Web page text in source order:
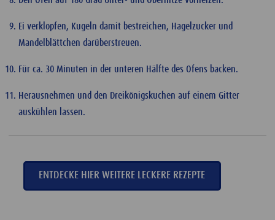
Ei verklopfen, Kugeln damit bestreichen, Hagelzucker und
Mandelblättchen darüberstreuen.
Für ca. 30 Minuten in der unteren Hälfte des Ofens backen.
Herausnehmen und den Dreikönigskuchen auf einem Gitter
auskühlen lassen.
ENTDECKE HIER WEITERE LECKERE REZEPTE